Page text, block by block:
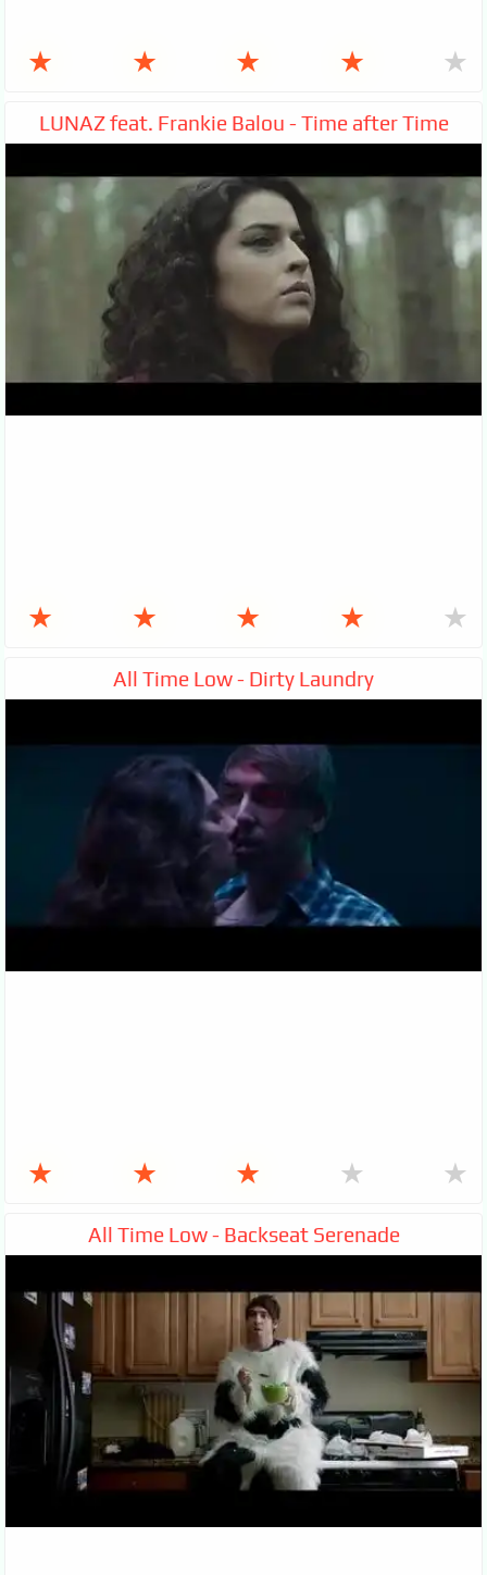
★ ★ ★ ★ ★
LUNAZ feat. Frankie Balou - Time after Time
★ ★ ★ ★ ★
All Time Low - Dirty Laundry
★ ★ ★ ★ ★
All Time Low - Backseat Serenade